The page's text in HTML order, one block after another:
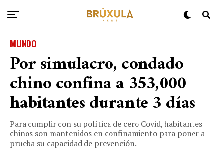
MUNDO
Por simulacro, condado
chino confina a 353,000
habitantes durante 3 días
Para cumplir con su política de cero Covid, habitantes
chinos son mantenidos en confinamiento para poner a
prueba su capacidad de prevención.